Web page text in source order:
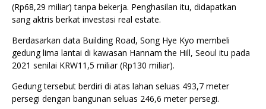
(Rp68,29 miliar) tanpa bekerja. Penghasilan itu, didapatkan
sang aktris berkat investasi real estate.
Berdasarkan data Building Road, Song Hye Kyo membeli
gedung lima lantai di kawasan Hannam the Hill, Seoul itu pada
2021 senilai KRW11,5 miliar (Rp130 miliar).
Gedung tersebut berdiri di atas lahan seluas 493,7 meter
persegi dengan bangunan seluas 246,6 meter persegi.